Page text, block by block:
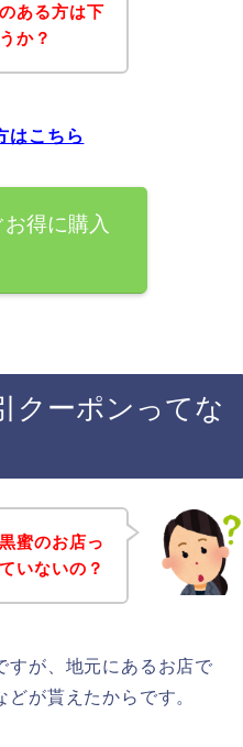
ある方は下
か？
はこちら
得に購入
クーポンってな
蜜のお店っ
いないの？
すが、地元にあるお店で
が貰えたからです。